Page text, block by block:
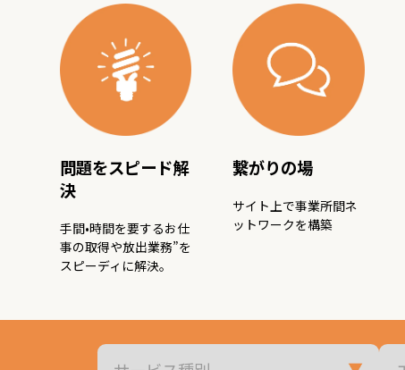
問題をスピード解
決
手間•時間を要するお仕
事の取得や放出業務”を
スピーディに解決。
繋がりの場
サイト上で事業所間ネ
ットワークを構築